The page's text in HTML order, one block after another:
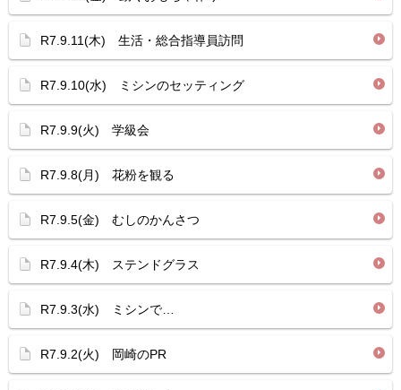
R7.9.11(木) 生活・総合指導員訪問
R7.9.10(水) ミシンのセッティング
R7.9.9(火) 学級会
R7.9.8(月) 花粉を観る
R7.9.5(金) むしのかんさつ
R7.9.4(木) ステンドグラス
R7.9.3(水) ミシンで…
R7.9.2(火) 岡崎のPR